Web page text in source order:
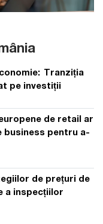
Tranziția
pe investiții
de retail ar
business pentru a-
de prețuri de
a inspecțiilor